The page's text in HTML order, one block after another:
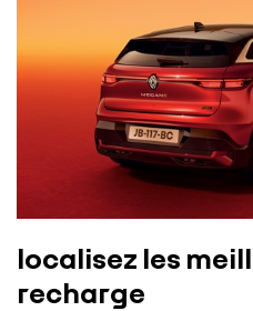
localisez les
recharge